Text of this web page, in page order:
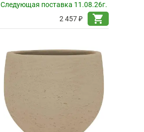
Следующая поставка 11.08.26г.
2 457 ₽
shopping_cart